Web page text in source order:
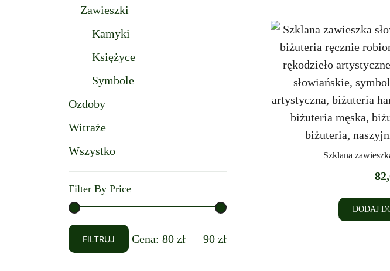
Szklana
DODAJ
Zawieszki
Kamyki
Księżyce
Symbole
Ozdoby
Witraże
Wszystko
Filter By Price
Cena
min
Cena
max
FILTRUJ Cena: 80 zł—90 zł